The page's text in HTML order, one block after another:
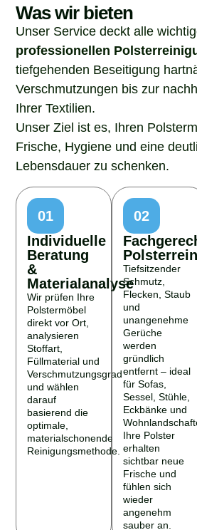
Was wir bieten
Unser Service deckt alle
professionellen
tiefgehenden Beseitigung
Verschmutzungen bis zur
Ihrer Textilien.
Unser Ziel ist es, Ihren
Frische, Hygiene und eine
Lebensdauer zu schenken.
01
Individuelle
Beratung
&
Materialanalyse
Wir prüfen Ihre
Polstermöbel
direkt vor Ort,
analysieren
Stoffart,
Füllmaterial und
Verschmutzungsgrad
und wählen
darauf
basierend die
optimale,
materialschonende
Reinigungsmethode.
02
Tiefsitzender
Schmutz,
Flecken, Staub
und
unangenehme
Gerüche
werden
gründlich
entfernt – ideal
für Sofas,
Sessel, Stühle,
Eckbänke und
Ihre Polster
erhalten
sichtbar neue
Frische und
fühlen sich
wieder
angenehm
sauber an.